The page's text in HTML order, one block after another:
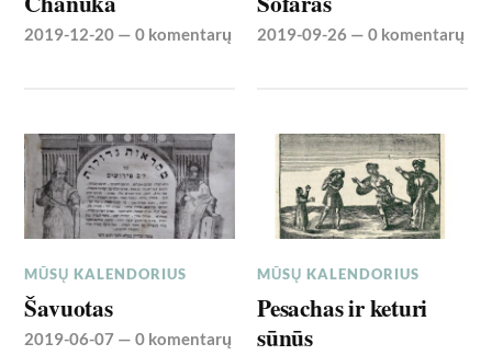
2019-12-20 —0 komentarų 2019-09-26 —0 komentarų
MŪSŲ KALENDORIUS
Šavuotas
2019-06-07 —0 komentarų
MŪSŲ KALENDORIUS
Pesachas ir keturi
sūnūs